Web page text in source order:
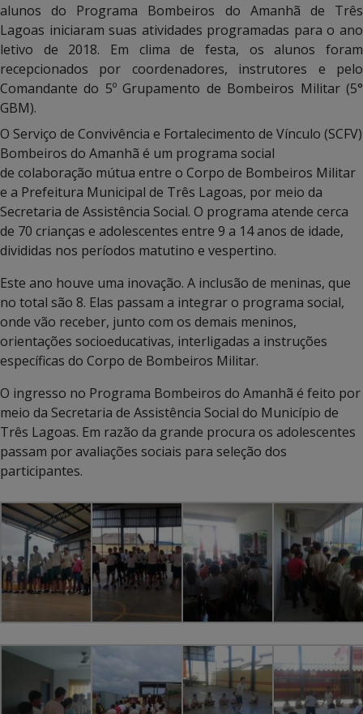
alunos do Programa Bombeiros do Amanhã de Três
Lagoas iniciaram suas atividades programadas para o ano
letivo de 2018. Em clima de festa, os alunos foram
recepcionados por coordenadores, instrutores e pelo
Comandante do 5º Grupamento de Bombeiros Militar (5°
GBM).
O Serviço de Convivência e Fortalecimento de Vínculo (SCFV)
Bombeiros do Amanhã é um programa social
de colaboração mútua entre o Corpo de Bombeiros Militar
e a Prefeitura Municipal de Três Lagoas, por meio da
Secretaria de Assistência Social. O programa atende cerca
de 70 crianças e adolescentes entre 9 a 14 anos de idade,
divididas nos períodos matutino e vespertino.
Este ano houve uma inovação. A inclusão de meninas, que
no total são 8. Elas passam a integrar o programa social,
onde vão receber, junto com os demais meninos,
orientações socioeducativas, interligadas a instruções
específicas do Corpo de Bombeiros Militar.
O ingresso no Programa Bombeiros do Amanhã é feito por
meio da Secretaria de Assistência Social do Município de
Três Lagoas. Em razão da grande procura os adolescentes
passam por avaliações sociais para seleção dos
participantes.